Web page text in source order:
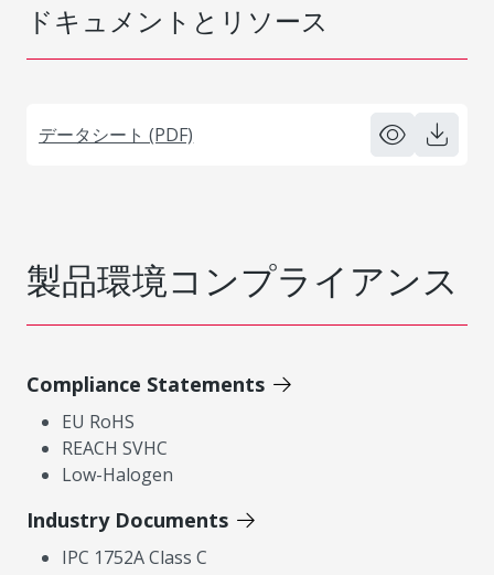
ドキュメントとリソース
データシート (PDF)
製品環境コンプライアンス
Compliance Statements
EU RoHS
REACH SVHC
Low-Halogen
Industry Documents
IPC 1752A Class C